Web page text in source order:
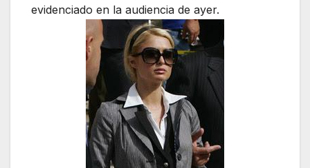
evidenciado en la audiencia de ayer.